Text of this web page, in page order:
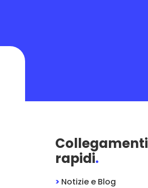
Collegamenti
rapidi.
> Notizie e Blog